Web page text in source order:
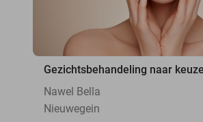
Gezichtsbehandeling naar
Nawel Bella
Nieuwegein